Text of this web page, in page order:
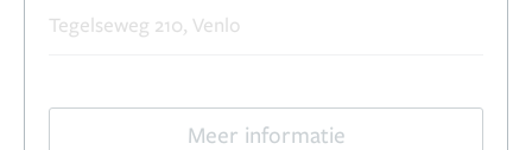
Tegelseweg 210, Venlo
Meer informatie